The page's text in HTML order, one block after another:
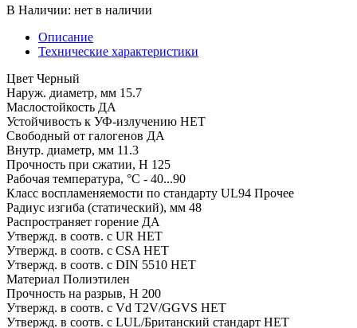
В Наличии: нет в наличии
Описание
Технические характеристики
Цвет Черный
Наруж. диаметр, мм 15.7
Маслостойкость ДА
Устойчивость к УФ-излучению НЕТ
Свободный от галогенов ДА
Внутр. диаметр, мм 11.3
Прочность при сжатии, Н 125
Рабочая температура, °C - 40...90
Класс воспламеняемости по стандарту UL94 Прочее
Радиус изгиба (статический), мм 48
Распространяет горение ДА
Утвержд. в соотв. с UR НЕТ
Утвержд. в соотв. с CSA НЕТ
Утвержд. в соотв. с DIN 5510 НЕТ
Материал Полиэтилен
Прочность на разрыв, Н 200
Утвержд. в соотв. с Vd T2V/GGVS НЕТ
Утвержд. в соотв. с LUL/Британский стандарт НЕТ